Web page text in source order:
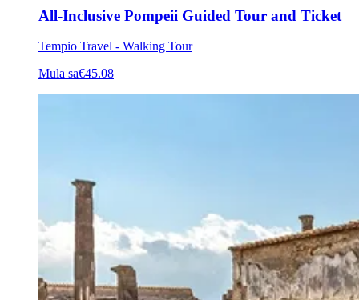
All-Inclusive Pompeii Guided Tour and Ticket
Tempio Travel - Walking Tour
Mula sa€45.08